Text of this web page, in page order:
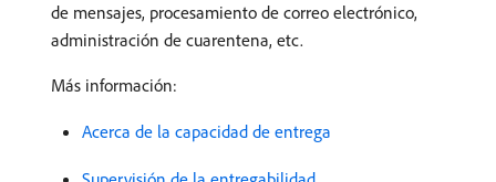
de mensajes, procesamiento de correo electrónico,
administración de cuarentena, etc.
Más información:
Acerca de la capacidad de entrega